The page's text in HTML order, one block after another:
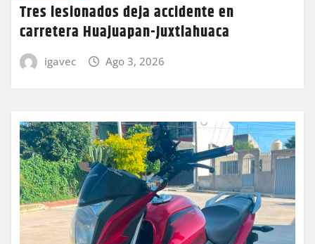
Tres lesionados deja accidente en
carretera Huajuapan-Juxtlahuaca
igavec Ago 3, 2026